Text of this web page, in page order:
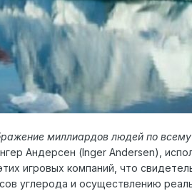
миллиардов людей по
Андерсен (Inger Andersen),
игровых компаний, что
углерода и осуществлению